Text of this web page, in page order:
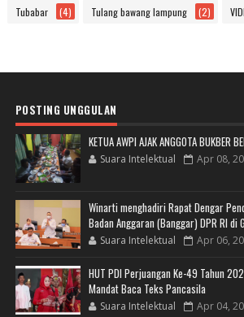
Tubabar (4) Tulang bawang lampung (2)
POSTING UNGGULAN
KETUA AWPI AJAK ANGGOTA BUKBER
Suara Intelektual Apr 08,
Winarti menghadiri Rapat Dengar
Badan Anggaran (Banggar) DPR RI di
Suara Intelektual Apr 06,
HUT PDI Perjuangan Ke-49 Tahun
Mandat Baca Teks Pancasila
Suara Intelektual Apr 04,